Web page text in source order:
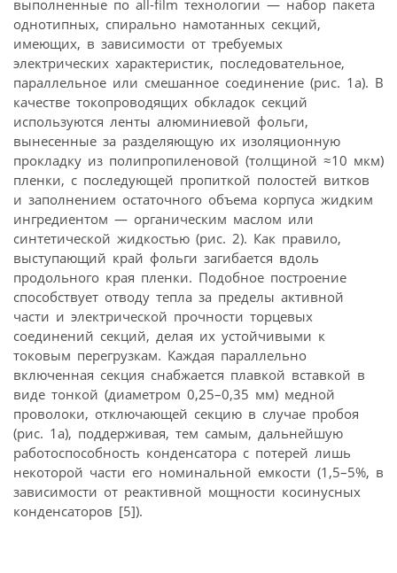
выполненные по all-film технологии — набор пакета
однотипных, спирально намотанных секций,
имеющих, в зависимости от требуемых
электрических характеристик, последовательное,
параллельное или смешанное соединение (рис. 1а). В
качестве токопроводящих обкладок секций
используются ленты алюминиевой фольги,
вынесенные за разделяющую их изоляционную
прокладку из полипропиленовой (толщиной ≈10 мкм)
пленки, с последующей пропиткой полостей витков
и заполнением остаточного объема корпуса жидким
ингредиентом — органическим маслом или
синтетической жидкостью (рис. 2). Как правило,
выступающий край фольги загибается вдоль
продольного края пленки. Подобное построение
способствует отводу тепла за пределы активной
части и электрической прочности торцевых
соединений секций, делая их устойчивыми к
токовым перегрузкам. Каждая параллельно
включенная секция снабжается плавкой вставкой в
виде тонкой (диаметром 0,25–0,35 мм) медной
проволоки, отключающей секцию в случае пробоя
(рис. 1а), поддерживая, тем самым, дальнейшую
работоспособность конденсатора с потерей лишь
некоторой части его номинальной емкости (1,5–5%, в
зависимости от реактивной мощности косинусных
конденсаторов [5]).